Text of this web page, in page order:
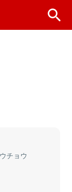
チョウ